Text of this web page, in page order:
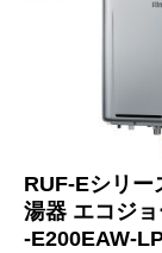
RUF-Eシリー
湯器 エコジ
-E200EAW-